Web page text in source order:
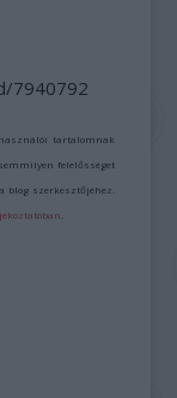
7940792
tartalomnak
felelősséget
szerkesztőjéhez.